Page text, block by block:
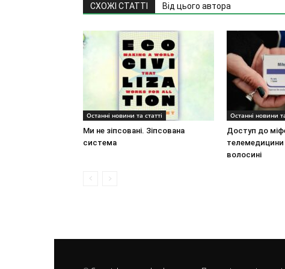
СХОЖІ СТАТТІ Від цього автора
Останні новини та статті
Ми не зіпсовані. Зіпсована
система
Останні новини
Доступ до
волосині